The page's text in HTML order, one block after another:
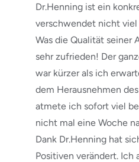
Dr.Henning ist ein
verschwendet nicht
Was die Qualität seiner
sehr zufrieden! Der
war kürzer als ich
dem Herausnehmen
atmete ich sofort viel
nicht mal eine Woche
Dank Dr.Henning hat
Positiven verändert. Ich